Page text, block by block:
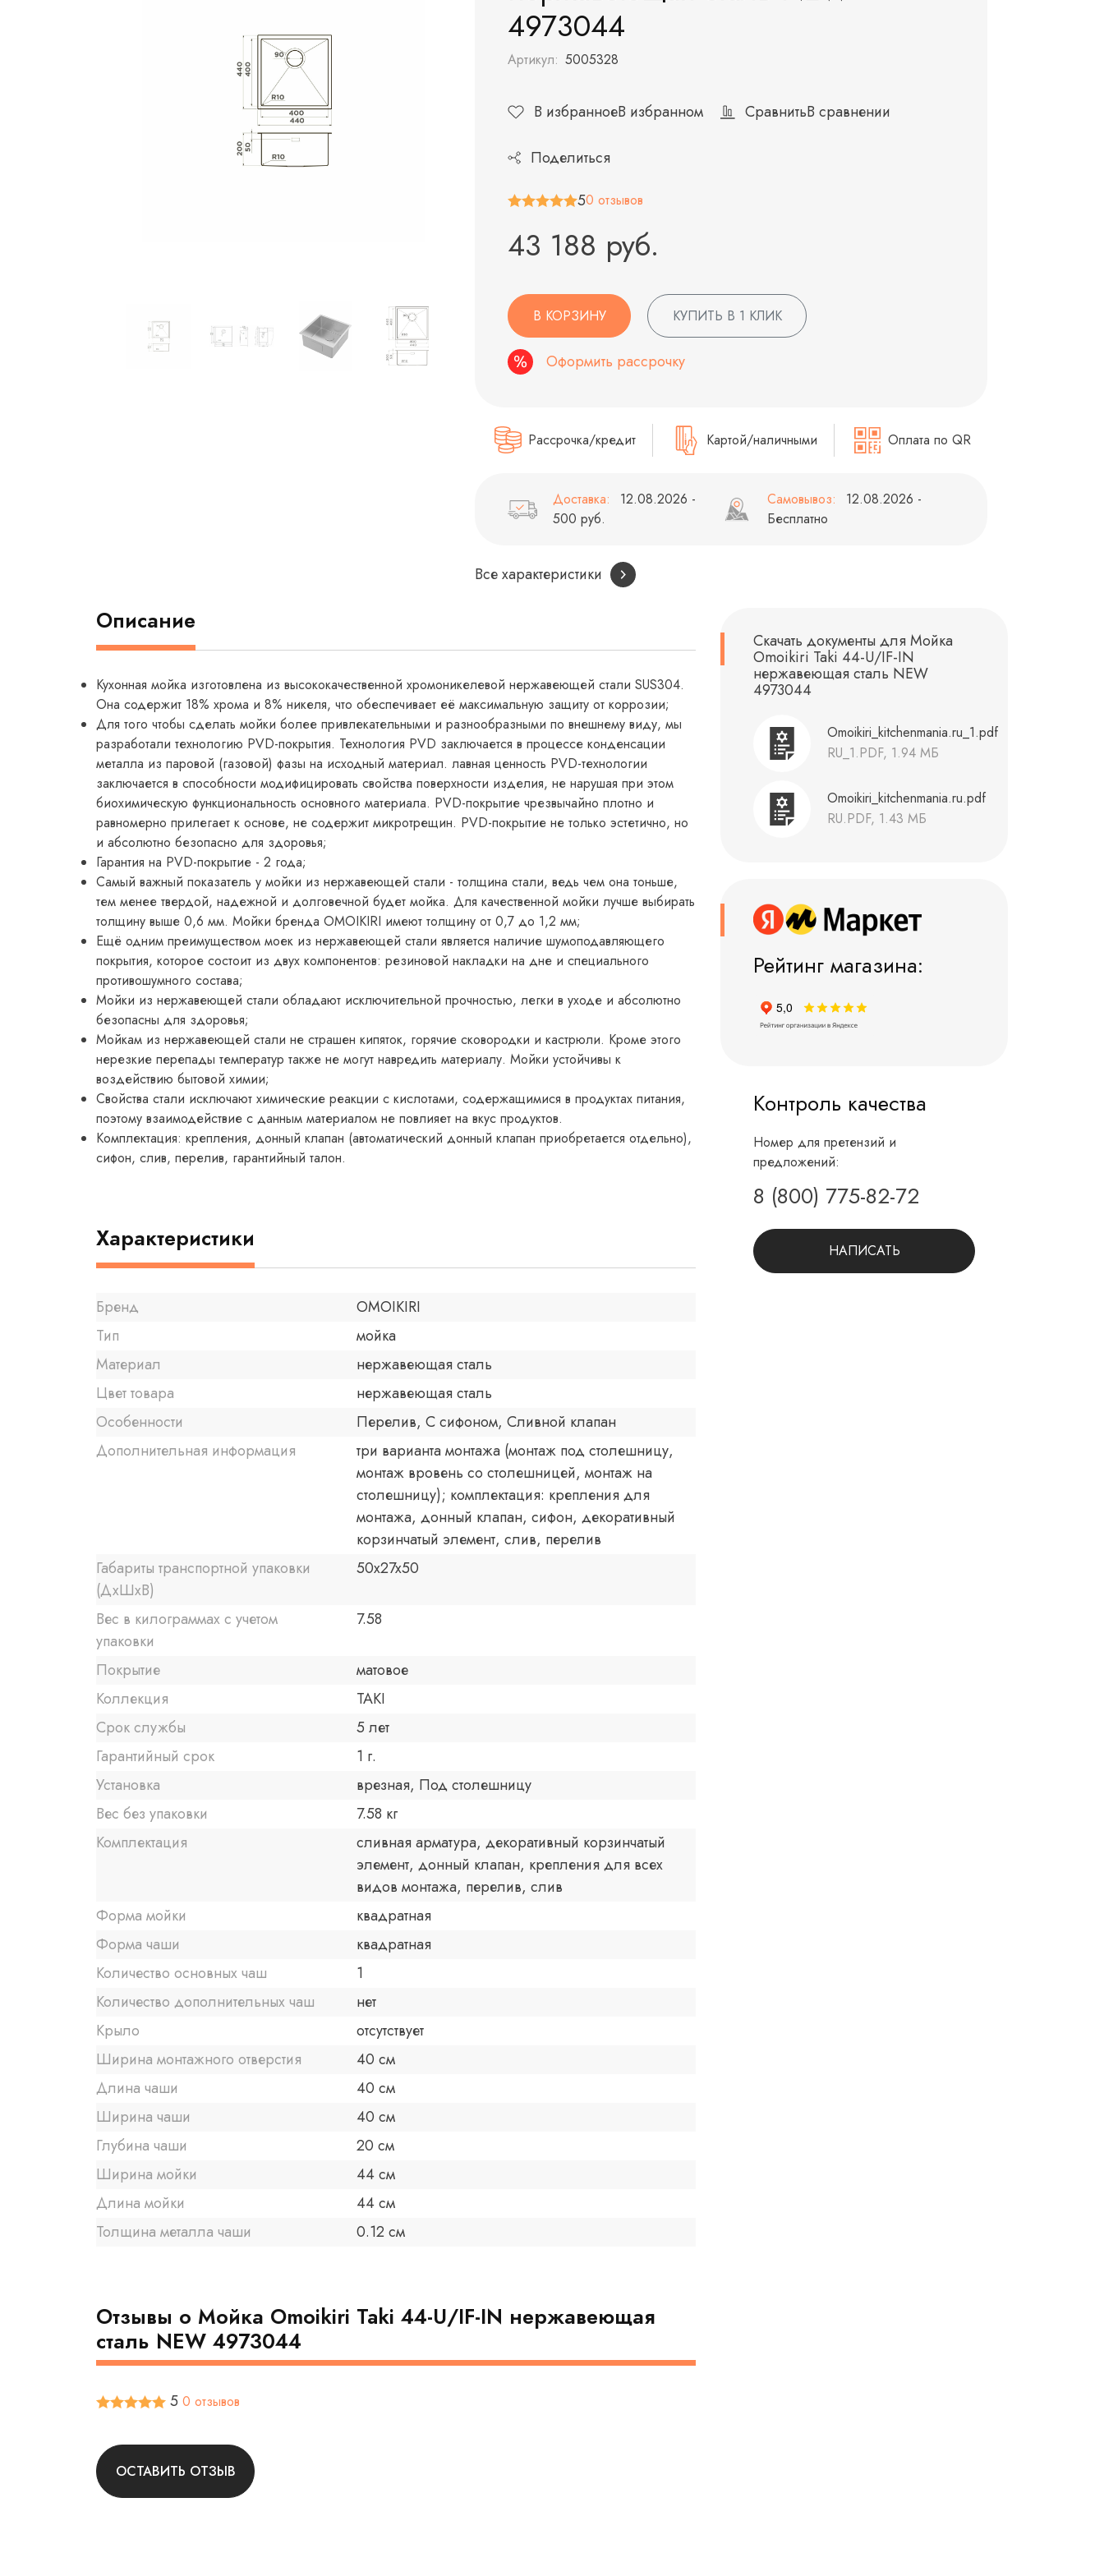
4973044
Артикул: 5005328
В избранноеВ избранном СравнитьВ сравнении
Поделиться
50 отзывов
43 188 руб.
В КОРЗИНУ КУПИТЬ В 1 КЛИК
Оформить рассрочку
Рассрочка/кредит Картой/наличными Оплата по QR
Доставка:
12.08.2026 -
500 руб.
Самовывоз:
12.08.2026 -
Бесплатно
Все характеристики
Скачать документы для Мойка
Omoikiri Taki 44-U/IF-IN
нержавеющая сталь NEW
4973044
Omoikiri_kitchenmania.ru_1.pdf
RU_1.PDF, 1.94 МБ
Omoikiri_kitchenmania.ru.pdf
RU.PDF, 1.43 МБ
Рейтинг магазина:
Контроль качества
Номер для претензий и
предложений:
8 (800) 775-82-72
НАПИСАТЬ
Описание
Кухонная мойка изготовлена из высококачественной хромоникелевой нержавеющей стали SUS304.
Она содержит 18% хрома и 8% никеля, что обеспечивает её максимальную защиту от коррозии;
Для того чтобы сделать мойки более привлекательными и разнообразными по внешнему виду, мы
разработали технологию PVD-покрытия. Технология PVD заключается в процессе конденсации
металла из паровой (газовой) фазы на исходный материал. лавная ценность PVD-технологии
заключается в способности модифицировать свойства поверхности изделия, не нарушая при этом
биохимическую функциональность основного материала. PVD-покрытие чрезвычайно плотно и
равномерно прилегает к основе, не содержит микротрещин. PVD-покрытие не только эстетично, но
и абсолютно безопасно для здоровья;
Гарантия на PVD-покрытие - 2 года;
Самый важный показатель у мойки из нержавеющей стали - толщина стали, ведь чем она тоньше,
тем менее твердой, надежной и долговечной будет мойка. Для качественной мойки лучше выбирать
толщину выше 0,6 мм. Мойки бренда OMOIKIRI имеют толщину от 0,7 до 1,2 мм;
Ещё одним преимуществом моек из нержавеющей стали является наличие шумоподавляющего
покрытия, которое состоит из двух компонентов: резиновой накладки на дне и специального
противошумного состава;
Мойки из нержавеющей стали обладают исключительной прочностью, легки в уходе и абсолютно
безопасны для здоровья;
Мойкам из нержавеющей стали не страшен кипяток, горячие сковородки и кастрюли. Кроме этого
нерезкие перепады температур также не могут навредить материалу. Мойки устойчивы к
воздействию бытовой химии;
Свойства стали исключают химические реакции с кислотами, содержащимися в продуктах питания,
поэтому взаимодействие с данным материалом не повлияет на вкус продуктов.
Комплектация: крепления, донный клапан (автоматический донный клапан приобретается отдельно),
сифон, слив, перелив, гарантийный талон.
Характеристики
Бренд
OMOIKIRI
Тип
мойка
Материал
нержавеющая сталь
Цвет товара
нержавеющая сталь
Особенности
Перелив, С сифоном, Сливной клапан
Дополнительная информация
три варианта монтажа (монтаж под столешницу,
монтаж вровень со столешницей, монтаж на
столешницу); комплектация: крепления для
монтажа, донный клапан, сифон, декоративный
корзинчатый элемент, слив, перелив
Габариты транспортной упаковки
(ДхШхВ)
50x27x50
Вес в килограммах с учетом
упаковки
7.58
Покрытие
матовое
Коллекция
TAKI
Срок службы
5 лет
Гарантийный срок
1 г.
Установка
врезная, Под столешницу
Вес без упаковки
7.58 кг
Комплектация
сливная арматура, декоративный корзинчатый
элемент, донный клапан, крепления для всех
видов монтажа, перелив, слив
Форма мойки
квадратная
Форма чаши
квадратная
Количество основных чаш
1
Количество дополнительных чаш
нет
Крыло
отсутствует
Ширина монтажного отверстия
40 см
Длина чаши
40 см
Ширина чаши
40 см
Глубина чаши
20 см
Ширина мойки
44 см
Длина мойки
44 см
Толщина металла чаши
0.12 см
Отзывы о Мойка Omoikiri Taki 44-U/IF-IN нержавеющая
сталь NEW 4973044
5 0 отзывов
ОСТАВИТЬ ОТЗЫВ